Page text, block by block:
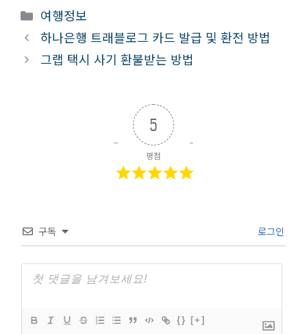
카
테
고
리
여행정보
하나은행 트래블로그 카드 발급 및 환전 방법
그랩 택시 사기 환불받는 방법
5
평점
구독 로그인
{} [+]